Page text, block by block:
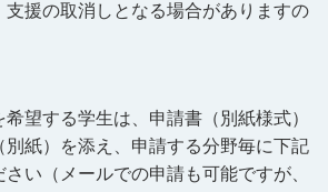
支援の取消しとなる場合がありますの
望する学生は、申請書（別紙様式）
別紙）を添え、申請する分野毎に下記
い（メールでの申請も可能ですが、